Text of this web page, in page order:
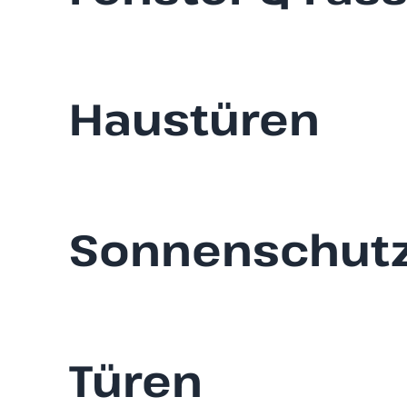
Haustüren
Türen